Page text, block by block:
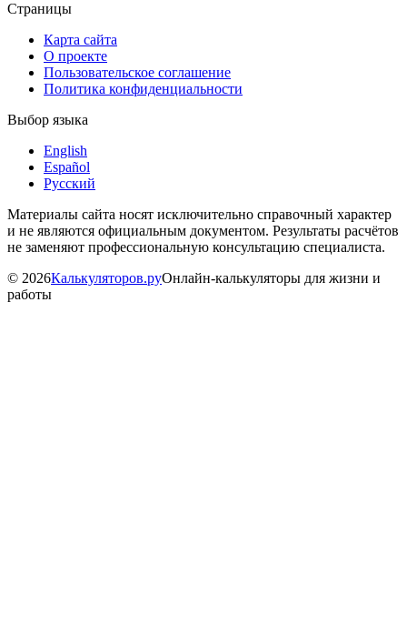
Страницы
Карта сайта
О проекте
Пользовательское соглашение
Политика конфиденциальности
Выбор языка
English
Español
Русский
Материалы сайта носят исключительно справочный характер
и не являются официальным документом. Результаты расчётов
не заменяют профессиональную консультацию специалиста.
© 2026Калькуляторов.руОнлайн-калькуляторы для жизни и
работы